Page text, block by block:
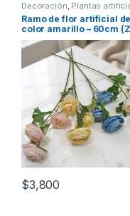
Decoración, Plantas
Ramo de flor artificial de
color amarillo – 60cm
51157-20)
$3,800